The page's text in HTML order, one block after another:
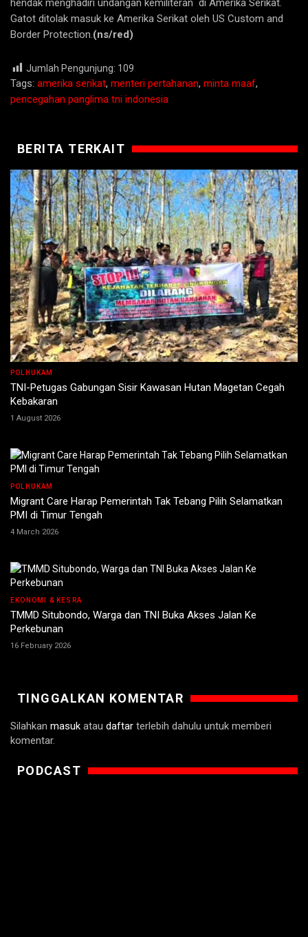
hendak menghadiri undangan kemiliteran di Amerika Serikat.
Gatot ditolak masuk ke Amerika Serikat oleh US Custom and
Border Protection.(ns/red)
Jumlah Pengunjung: 109
Tags: amerika serikat, menteri pertahanan, minta maaf,
pencegahan panglima tni indonesia
BERITA TERKAIT
POLHUKAM
TNI-Petugas Gabungan Sisir Kawasan Hutan Magetan Cegah
Kebakaran
1 August 2026
POLHUKAM
Migrant Care Harap Pemerintah Tak Tebang Pilih Selamatkan
PMI di Timur Tengah
4 March 2026
EKONOMI & KESRA
TMMD Situbondo, Warga dan TNI Buka Akses Jalan Ke
Perkebunan
16 February 2026
TINGGALKAN KOMENTAR
Silahkan masuk atau daftar terlebih dahulu untuk memberi
komentar.
PODCAST